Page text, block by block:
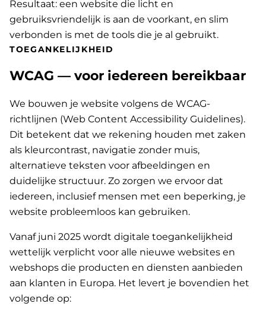
Resultaat: een website die licht en
gebruiksvriendelijk is aan de voorkant, en slim
verbonden is met de tools die je al gebruikt.
TOEGANKELIJKHEID
WCAG — voor iedereen bereikbaar
We bouwen je website volgens de WCAG-
richtlijnen (Web Content Accessibility Guidelines).
Dit betekent dat we rekening houden met zaken
als kleurcontrast, navigatie zonder muis,
alternatieve teksten voor afbeeldingen en
duidelijke structuur. Zo zorgen we ervoor dat
iedereen, inclusief mensen met een beperking, je
website probleemloos kan gebruiken.
Vanaf juni 2025 wordt digitale toegankelijkheid
wettelijk verplicht voor alle nieuwe websites en
webshops die producten en diensten aanbieden
aan klanten in Europa. Het levert je bovendien het
volgende op: